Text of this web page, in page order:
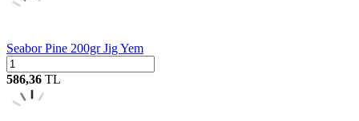
Seabor Pine 200gr Jig Yem
586,36 TL